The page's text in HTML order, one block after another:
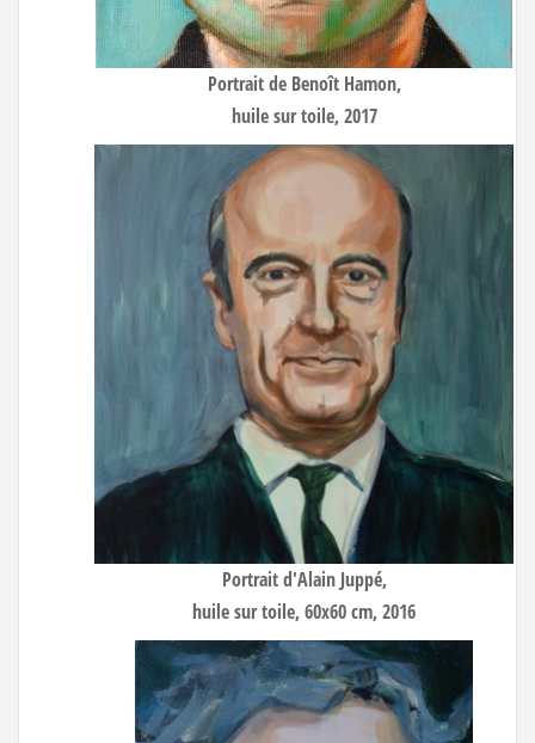
Portrait de Benoît Hamon,
huile sur toile, 2017
Portrait d'Alain Juppé,
huile sur toile, 60x60 cm, 2016